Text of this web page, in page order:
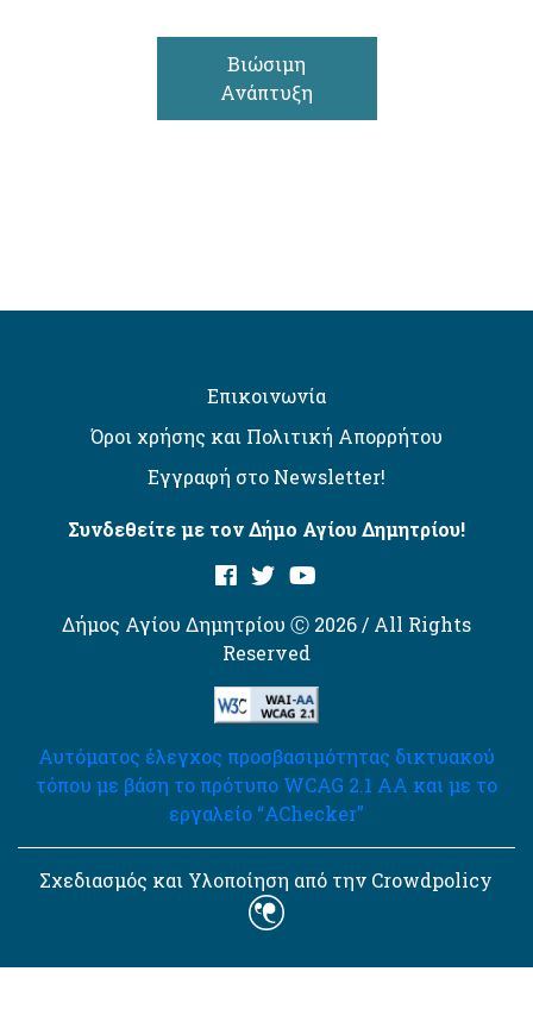
Βιώσιμη
Ανάπτυξη
Επικοινωνία
Όροι χρήσης και Πολιτική Απορρήτου
Εγγραφή στο Newsletter!
Συνδεθείτε με τον Δήμο Αγίου Δημητρίου!
Δήμος Αγίου Δημητρίου Ⓒ 2026 / All Rights
Reserved
Αυτόματος έλεγχος προσβασιμότητας δικτυακού
τόπου με βάση το πρότυπο WCAG 2.1 AA και με το
εργαλείο “AChecker”
Σχεδιασμός και Υλοποίηση από την Crowdpolicy